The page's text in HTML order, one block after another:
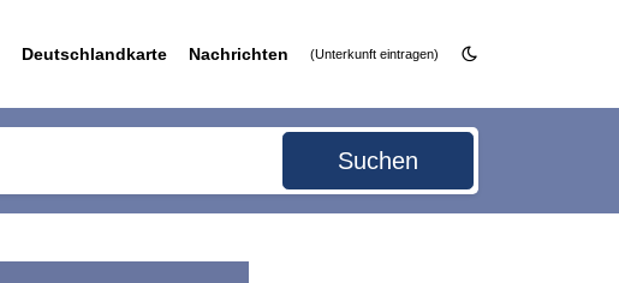
Deutschlandkarte Nachrichten (Unterkunft eintragen)
Suchen